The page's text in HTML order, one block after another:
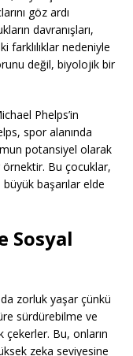
göz ardı
davranışları,
farklılıklar nedeniyle
değil, biyolojik bir
Phelps’in
spor alanında
potansiyel olarak
Bu çocuklar,
başarılar elde
Sosyal
zorluk yaşar çünkü
sürdürebilme ve
Bu, onların
zeka seviyesine